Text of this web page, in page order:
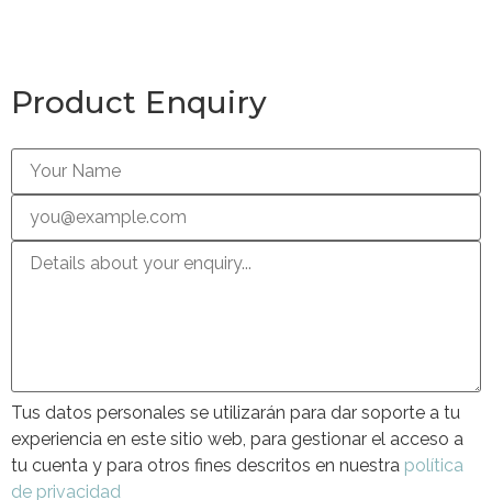
Product Enquiry
Tus datos personales se utilizarán para dar soporte a tu
experiencia en este sitio web, para gestionar el acceso a
tu cuenta y para otros fines descritos en nuestra política
de privacidad